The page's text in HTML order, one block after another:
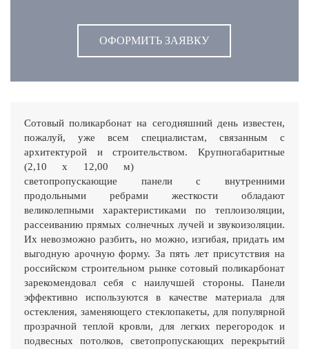
ОФОРМИТЬ ЗАЯВКУ
Сотовый поликарбонат на сегодняшний день известен,
пожалуй, уже всем специалистам, связанным с
архитектурой и строительством. Крупногабаритные
(2,10 х 12,00 м)
светопропускающие панели с внутренними
продольными ребрами жесткости обладают
великолепными характеристиками по теплоизоляции,
рассеиванию прямых солнечных лучей и звукоизоляции.
Их невозможно разбить, но можно, изгибая, придать им
выгодную арочную форму. За пять лет присутствия на
российском строительном рынке сотовый поликарбонат
зарекомендовал себя с наилучшей стороны. Панели
эффективно используются в качестве материала для
остекления, заменяющего стеклопакеты, для популярной
прозрачной теплой кровли, для легких перегородок и
подвесных потолков, светопропускающих перекрытий